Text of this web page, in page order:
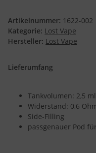
Artikelnummer: 1622-002
Kategorie: Lost Vape
Hersteller: Lost Vape
Lieferumfang
Tankvolumen: 2,5 ml
Widerstand: 0,6
Side-Filling
passgenauer Pod